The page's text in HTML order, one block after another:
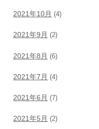
2021年10月 (4)
2021年9月 (2)
2021年8月 (6)
2021年7月 (4)
2021年6月 (7)
2021年5月 (2)